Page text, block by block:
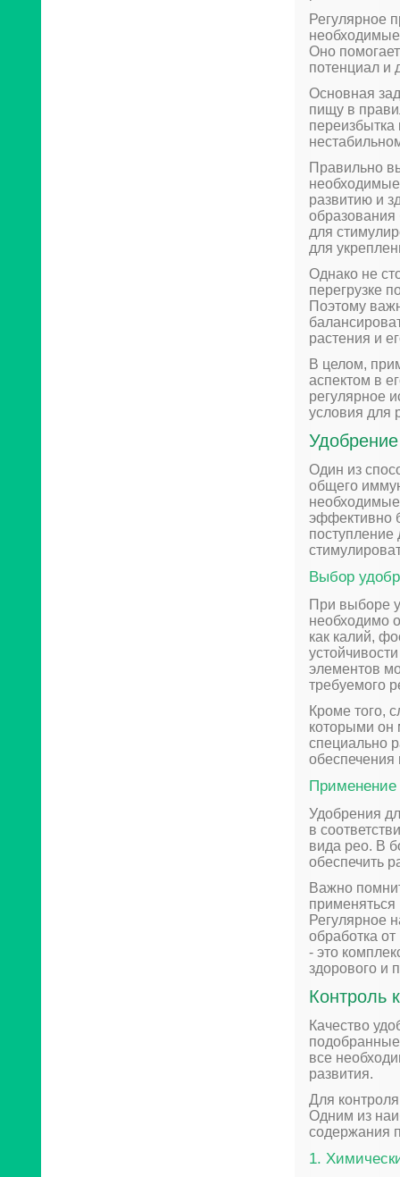
Регулярное
необходимые
Оно
потенциал и
Основная
пищу в
переизбытка
Правильно
необходимые
развитию и
для
для
Однако не
перегрузке
Поэтому
растения и
В целом,
аспектом в
регулярное
условия для
Один из
общего
эффективно
поступление
Выбор
При выборе
необходимо
как калий,
элементов
требуемого
Кроме того,
которыми он
специально
Применение
Удобрения
в
вида рео. В
обеспечить
Важно
применяться
Регулярное
обработка
- это
здорового и
Контроль
Качество
все
развития.
Для
Одним из
содержания
1.